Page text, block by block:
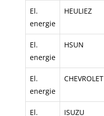
El.
energie
HEULIEZ
El.
energie
HSUN
El.
energie
CHEVROLET
El.
ISUZU